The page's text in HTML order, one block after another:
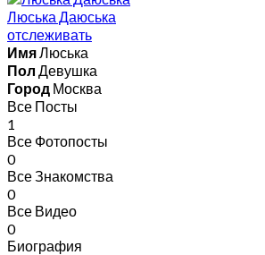
Люська Даюська
отслеживать
ИмяЛюська
Пол Девушка
Город Москва
Все Посты
1
Все Фотопосты
0
Все Знакомства
0
Все Видео
0
Биография